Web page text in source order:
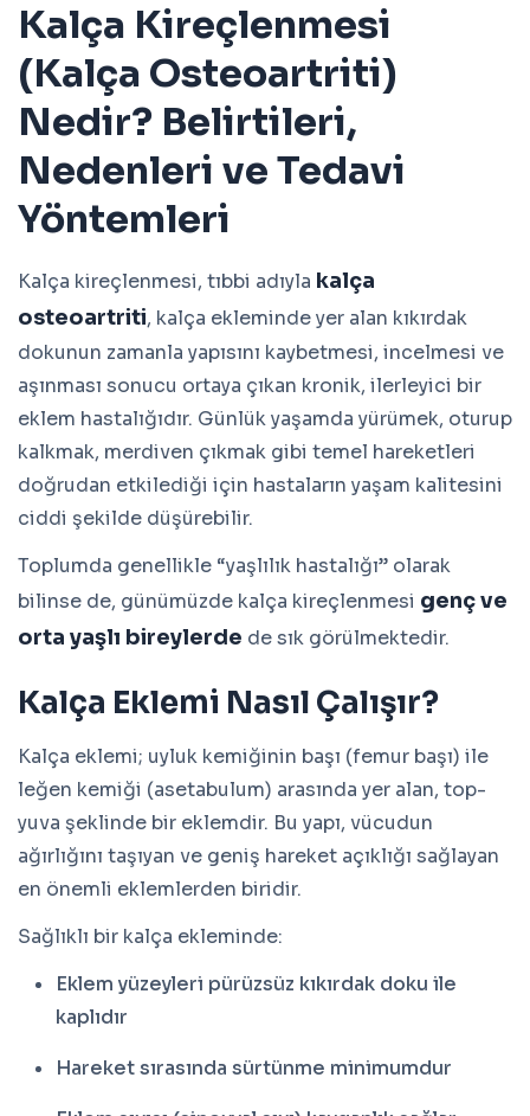
Kalça Kireçlenmesi
(Kalça Osteoartriti)
Nedir? Belirtileri,
Nedenleri ve Tedavi
Yöntemleri
Kalça kireçlenmesi, tıbbi adıyla kalça
osteoartriti, kalça ekleminde yer alan kıkırdak
dokunun zamanla yapısını kaybetmesi, incelmesi ve
aşınması sonucu ortaya çıkan kronik, ilerleyici bir
eklem hastalığıdır. Günlük yaşamda yürümek, oturup
kalkmak, merdiven çıkmak gibi temel hareketleri
doğrudan etkilediği için hastaların yaşam kalitesini
ciddi şekilde düşürebilir.
Toplumda genellikle “yaşlılık hastalığı” olarak
bilinse de, günümüzde kalça kireçlenmesi genç ve
orta yaşlı bireylerde de sık görülmektedir.
Kalça Eklemi Nasıl Çalışır?
Kalça eklemi; uyluk kemiğinin başı (femur başı) ile
leğen kemiği (asetabulum) arasında yer alan, top-
yuva şeklinde bir eklemdir. Bu yapı, vücudun
ağırlığını taşıyan ve geniş hareket açıklığı sağlayan
en önemli eklemlerden biridir.
Sağlıklı bir kalça ekleminde:
Eklem yüzeyleri pürüzsüz kıkırdak doku ile
kaplıdır
Hareket sırasında sürtünme minimumdur